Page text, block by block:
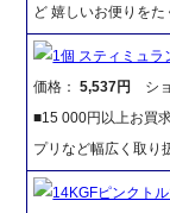
ど 嬉しいお便りを
1個 スティミュラ
価格：5,537円
シ
■15 000円以上お買
プリなど幅広く取り
14KGFピンクト